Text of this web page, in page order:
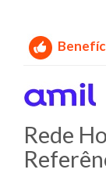
Rede